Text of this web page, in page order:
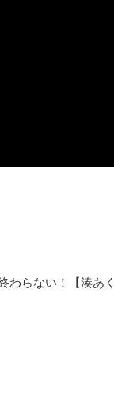
わらない！【湊あ